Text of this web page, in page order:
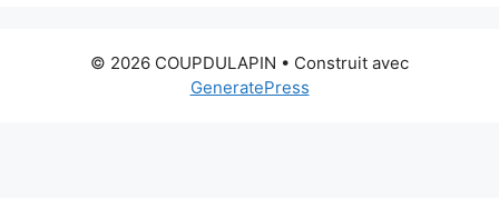
© 2026 COUPDULAPIN • Construit avec
GeneratePress